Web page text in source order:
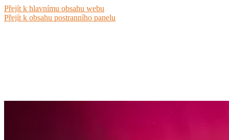
Přejít k hlavnímu obsahu webu
Přejít k obsahu postranního panelu